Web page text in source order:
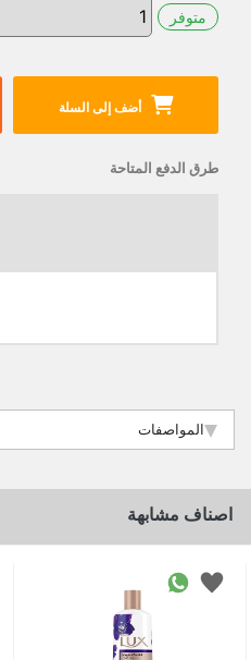
متوفر
أضف إلى السلة
طرق الدفع المتاحة
المواصفات
اصناف مشابهة